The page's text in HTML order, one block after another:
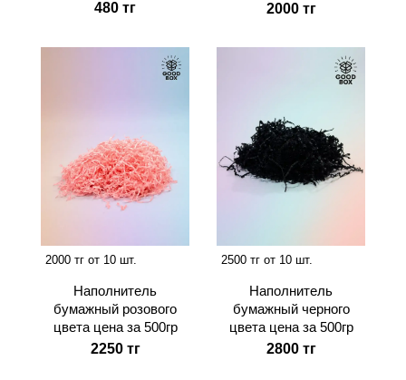
480 тг 2000 тг
2000 тг от 10 шт.
Наполнитель
бумажный розового
цвета цена за 500гр
2250 тг
2500 тг от 10 шт.
Наполнитель
бумажный черного
цвета цена за 500гр
2800 тг